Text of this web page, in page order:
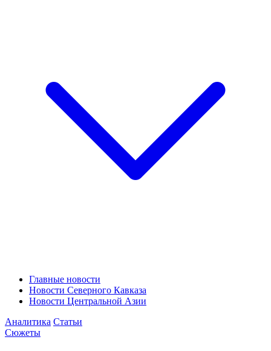
Главные новости
Новости Северного Кавказа
Новости Центральной Азии
Аналитика Статьи
Сюжеты